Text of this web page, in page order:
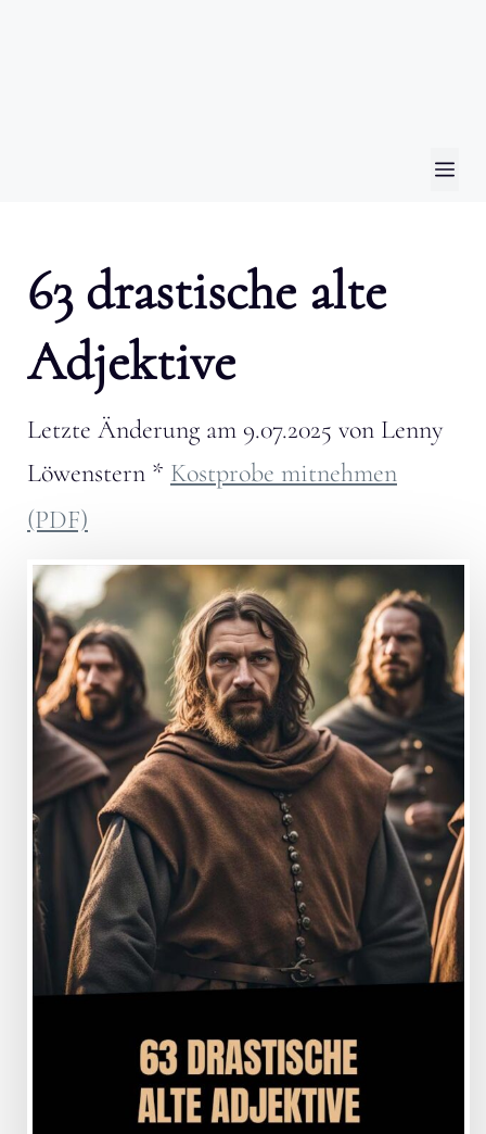
63 drastische alte
Adjektive
Letzte Änderung am 9.07.2025 von Lenny
Löwenstern * Kostprobe mitnehmen
(PDF)